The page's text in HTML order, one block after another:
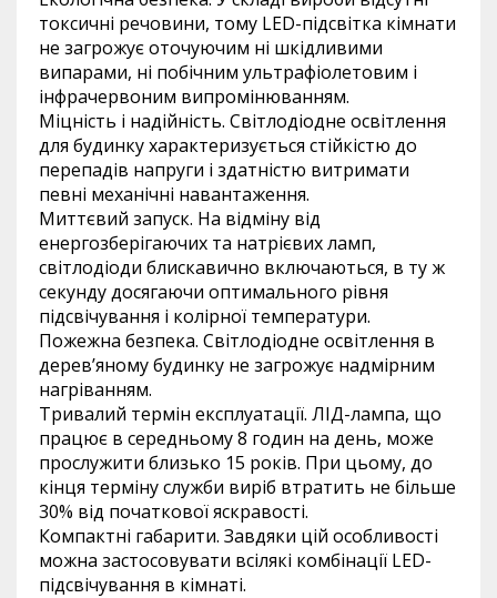
токсичні речовини, тому LED-підсвітка кімнати
не загрожує оточуючим ні шкідливими
випарами, ні побічним ультрафіолетовим і
інфрачервоним випромінюванням.
Міцність і надійність. Світлодіодне освітлення
для будинку характеризується стійкістю до
перепадів напруги і здатністю витримати
певні механічні навантаження.
Миттєвий запуск. На відміну від
енергозберігаючих та натрієвих ламп,
світлодіоди блискавично включаються, в ту ж
секунду досягаючи оптимального рівня
підсвічування і колірної температури.
Пожежна безпека. Світлодіодне освітлення в
дерев’яному будинку не загрожує надмірним
нагріванням.
Тривалий термін експлуатації. ЛІД-лампа, що
працює в середньому 8 годин на день, може
прослужити близько 15 років. При цьому, до
кінця терміну служби виріб втратить не більше
30% від початкової яскравості.
Компактні габарити. Завдяки цій особливості
можна застосовувати всілякі комбінації LED-
підсвічування в кімнаті.